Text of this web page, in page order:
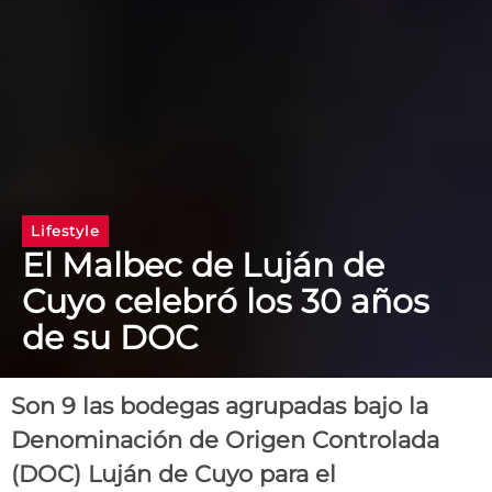
Lifestyle
El Malbec de Luján de
Cuyo celebró los 30 años
de su DOC
Son 9 las bodegas agrupadas bajo la
Denominación de Origen Controlada
(DOC) Luján de Cuyo para el